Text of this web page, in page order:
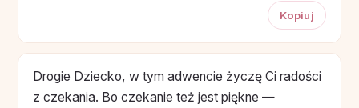
Kopiuj
Drogie Dziecko, w tym adwencie życzę Ci radości
z czekania. Bo czekanie też jest piękne —